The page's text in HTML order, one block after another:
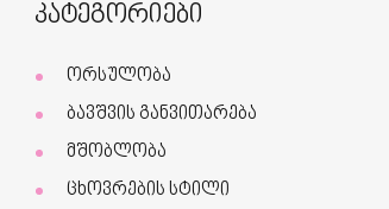
კატეგორიები
ორსულობა
ბავშვის განვითარება
მშობლობა
ცხოვრების სტილი